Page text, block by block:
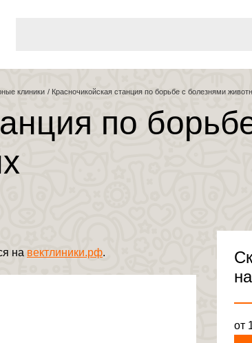
клиники Красночикойская станция по борьбе с болезнями
по
на вектлиники.рф.
от